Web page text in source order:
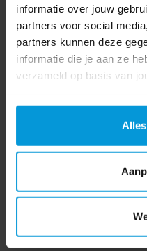
informatie over jouw
partners voor social
partners kunnen deze
informatie die je aan ze
verzameld op basis van
Bestanden
Productinformatieblad
Veiligheidsinformatieblad
0
Schrijf als eerste voor